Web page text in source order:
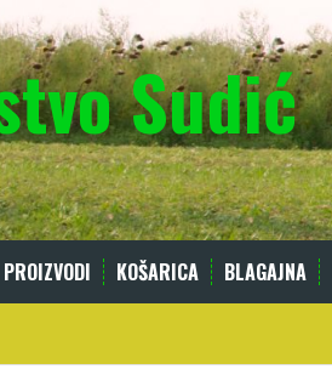
Sudić
PROIZVODI KOŠARICA BLAGAJNA